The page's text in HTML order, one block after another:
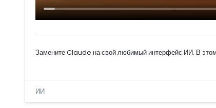
Замените Claude на свой любимый интерфейс ИИ. В
ИИ